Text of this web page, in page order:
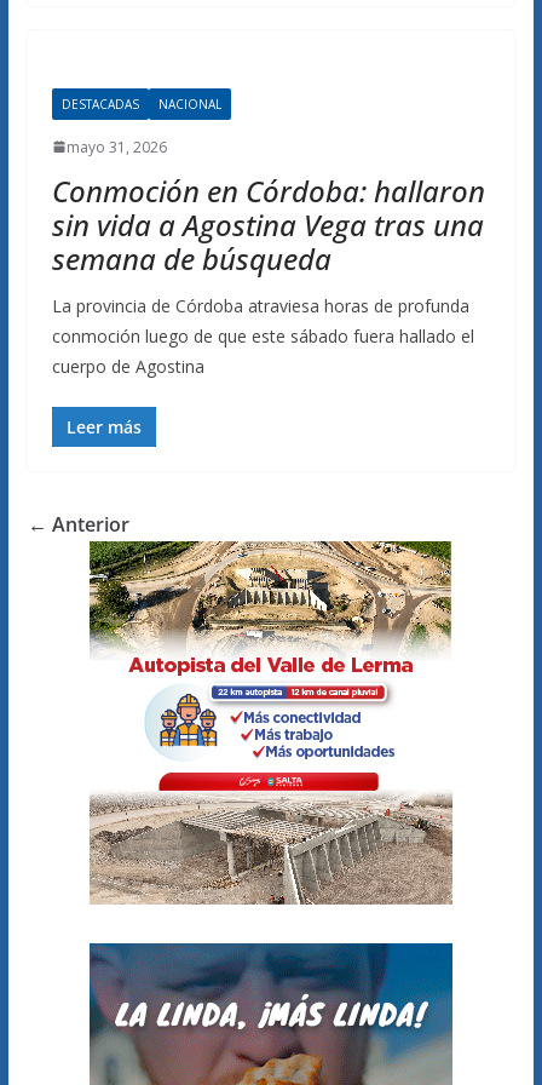
DESTACADAS NACIONAL
mayo 31, 2026
Conmoción en Córdoba: hallaron
sin vida a Agostina Vega tras una
semana de búsqueda
La provincia de Córdoba atraviesa horas de profunda
conmoción luego de que este sábado fuera hallado el
cuerpo de Agostina
Leer más
← Anterior